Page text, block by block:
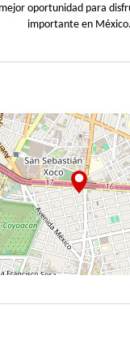
oportunidad para
importante en México.